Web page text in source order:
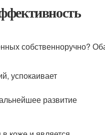
собственноручно?
успокаивает
развитие